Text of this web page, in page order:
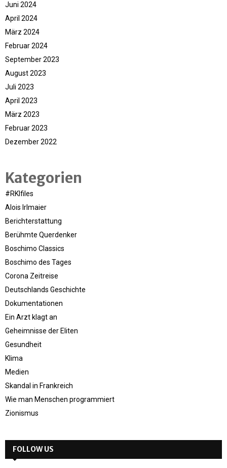
Juni 2024
April 2024
März 2024
Februar 2024
September 2023
August 2023
Juli 2023
April 2023
März 2023
Februar 2023
Dezember 2022
Kategorien
#RKIfiles
Alois Irlmaier
Berichterstattung
Berühmte Querdenker
Boschimo Classics
Boschimo des Tages
Corona Zeitreise
Deutschlands Geschichte
Dokumentationen
Ein Arzt klagt an
Geheimnisse der Eliten
Gesundheit
Klima
Medien
Skandal in Frankreich
Wie man Menschen programmiert
Zionismus
FOLLOW US